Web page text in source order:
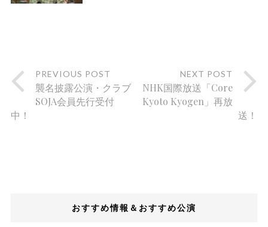
PREVIOUS POST
襲名披露公演・クラブ
SOJA会員先行受付
中！
NEXT POST
NHK国際放送「Core
Kyoto Kyogen」再放
送！
おすすめ情報＆おすすめ公演